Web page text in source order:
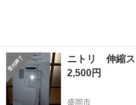
ニトリ 伸縮ス
2,500円
盛岡市